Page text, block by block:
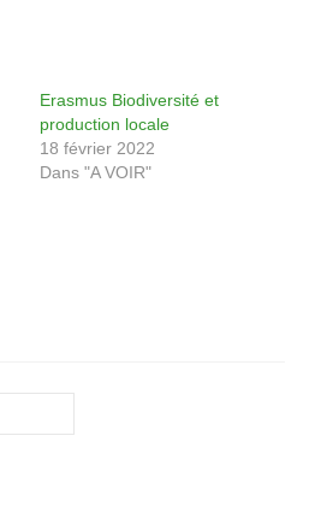
Erasmus Biodiversité et
production locale
18 février 2022
Dans "A VOIR"